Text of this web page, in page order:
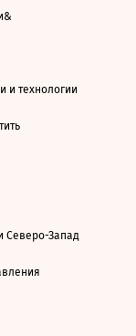
и технологии
Северо-Запад